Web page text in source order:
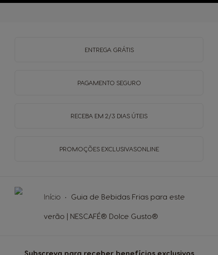
ENTREGA GRÁTIS
PAGAMENTO SEGURO
RECEBA EM 2/3 DIAS ÚTEIS
PROMOÇÕES EXCLUSIVASONLINE
Início Guia de Bebidas Frias para este
verão | NESCAFÉ® Dolce Gusto®
Subscreva para receber benefícios exclusivos